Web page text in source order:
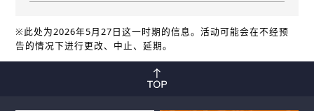
※此处为2026年5月27日这一时期的信息。活动可能会在不经预
告的情况下进行更改、中止、延期。